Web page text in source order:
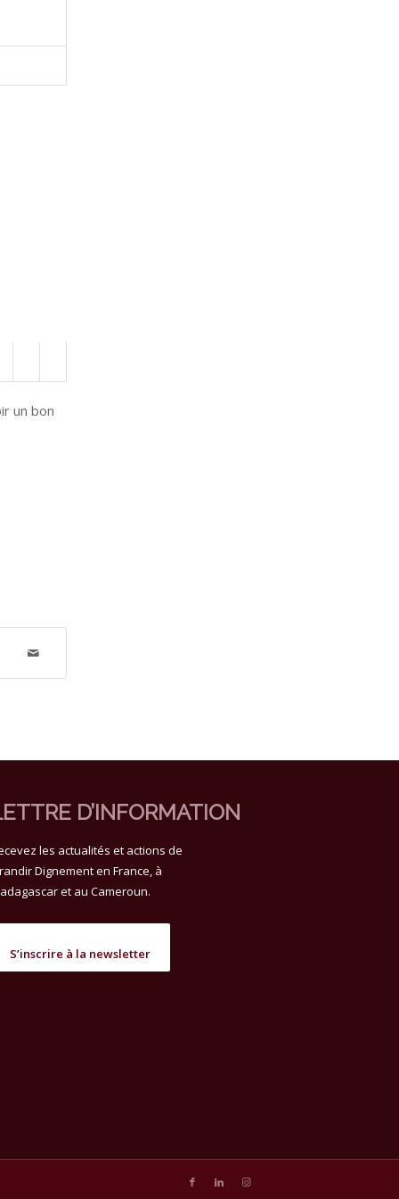
un bon
D’INFORMATION
les actualités et actions de
Dignement en France, à
et au Cameroun.
S’inscrire à la newsletter